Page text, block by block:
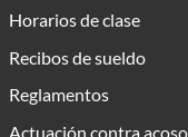
Horarios de clase
Recibos de sueldo
Reglamentos
Actuación contra acoso